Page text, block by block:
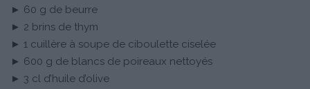
► 60 g de beurre
► 2 brins de thym
► 1 cuillère à soupe de ciboulette ciselée
► 600 g de blancs de poireaux nettoyés
► 3 cl d’huile d’olive